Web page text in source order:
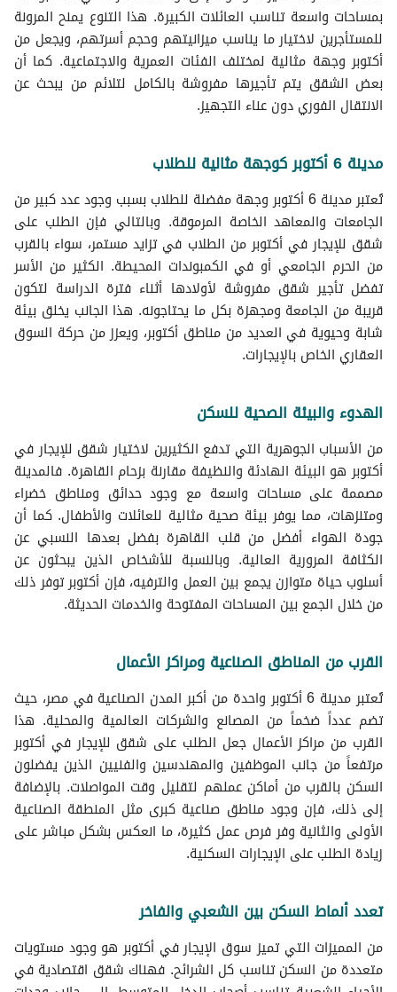
بمساحات واسعة تناسب العائلات الكبيرة. هذا التنوع يمنح المرونة
للمستأجرين لاختيار ما يناسب ميزانيتهم وحجم أسرتهم، ويجعل من
أكتوبر وجهة مثالية لمختلف الفئات العمرية والاجتماعية. كما أن
بعض الشقق يتم تأجيرها مفروشة بالكامل لتلائم من يبحث عن
الانتقال الفوري دون عناء التجهيز.
مدينة 6 أكتوبر كوجهة مثالية للطلاب
تُعتبر مدينة 6 أكتوبر وجهة مفضلة للطلاب بسبب وجود عدد كبير من
الجامعات والمعاهد الخاصة المرموقة. وبالتالي فإن الطلب على
شقق للإيجار في أكتوبر من الطلاب في تزايد مستمر، سواء بالقرب
من الحرم الجامعي أو في الكمبوندات المحيطة. الكثير من الأسر
تفضل تأجير شقق مفروشة لأولادها أثناء فترة الدراسة لتكون
قريبة من الجامعة ومجهزة بكل ما يحتاجونه. هذا الجانب يخلق بيئة
شابة وحيوية في العديد من مناطق أكتوبر، ويعزز من حركة السوق
العقاري الخاص بالإيجارات.
الهدوء والبيئة الصحية للسكن
من الأسباب الجوهرية التي تدفع الكثيرين لاختيار شقق للإيجار في
أكتوبر هو البيئة الهادئة والنظيفة مقارنة بزحام القاهرة. فالمدينة
مصممة على مساحات واسعة مع وجود حدائق ومناطق خضراء
ومتنزهات، مما يوفر بيئة صحية مثالية للعائلات والأطفال. كما أن
جودة الهواء أفضل من قلب القاهرة بفضل بعدها النسبي عن
الكثافة المرورية العالية. وبالنسبة للأشخاص الذين يبحثون عن
أسلوب حياة متوازن يجمع بين العمل والترفيه، فإن أكتوبر توفر ذلك
من خلال الجمع بين المساحات المفتوحة والخدمات الحديثة.
القرب من المناطق الصناعية ومراكز الأعمال
تُعتبر مدينة 6 أكتوبر واحدة من أكبر المدن الصناعية في مصر، حيث
تضم عدداً ضخماً من المصانع والشركات العالمية والمحلية. هذا
القرب من مراكز الأعمال جعل الطلب على شقق للإيجار في أكتوبر
مرتفعاً من جانب الموظفين والمهندسين والفنيين الذين يفضلون
السكن بالقرب من أماكن عملهم لتقليل وقت المواصلات. بالإضافة
إلى ذلك، فإن وجود مناطق صناعية كبرى مثل المنطقة الصناعية
الأولى والثانية وفر فرص عمل كثيرة، ما انعكس بشكل مباشر على
زيادة الطلب على الإيجارات السكنية.
تعدد أنماط السكن بين الشعبي والفاخر
من المميزات التي تميز سوق الإيجار في أكتوبر هو وجود مستويات
متعددة من السكن تناسب كل الشرائح. فهناك شقق اقتصادية في